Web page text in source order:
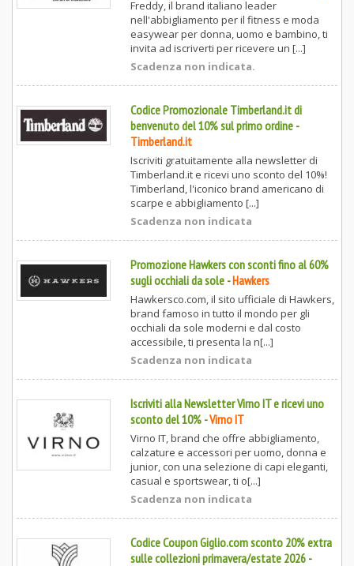
Freddy, il brand italiano leader
nell'abbigliamento per il fitness e moda
easywear per donna, uomo e bambino, ti
invita ad iscriverti per ricevere un [...]
Scadenza non indicata.
Codice Promozionale Timberland.it di
benvenuto del 10% sul primo ordine-
Timberland.it
Iscriviti gratuitamente alla newsletter di
Timberland.it e ricevi uno sconto del 10%!
Timberland, l'iconico brand americano di
scarpe e abbigliamento [...]
Scadenza non indicata
Promozione Hawkers con sconti fino al 60%
sugli occhiali da sole-Hawkers
Hawkersco.com, il sito ufficiale di Hawkers,
brand famoso in tutto il mondo per gli
occhiali da sole moderni e dal costo
accessibile, ti presenta la n[...]
Scadenza non indicata
Iscriviti alla Newsletter Virno IT e ricevi uno
sconto del 10%-Virno IT
Virno IT, brand che offre abbigliamento,
calzature e accessori per uomo, donna e
junior, con una selezione di capi eleganti,
casual e sportswear, ti o[...]
Scadenza non indicata
Codice Coupon Giglio.com sconto 20% extra
sulle collezioni primavera/estate 2026-